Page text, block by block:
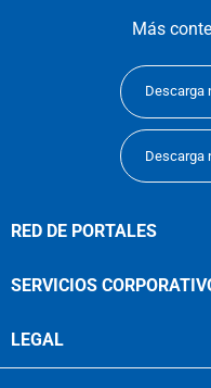
Más
Descarga
Descarga
RED DE PORTALES
SERVICIOS
LEGAL